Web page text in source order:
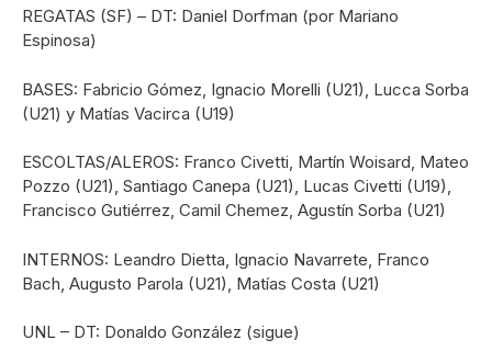
REGATAS (SF) – DT: Daniel Dorfman (por Mariano
Espinosa)
BASES: Fabricio Gómez, Ignacio Morelli (U21), Lucca Sorba
(U21) y Matías Vacirca (U19)
ESCOLTAS/ALEROS: Franco Civetti, Martín Woisard, Mateo
Pozzo (U21), Santiago Canepa (U21), Lucas Civetti (U19),
Francisco Gutiérrez, Camil Chemez, Agustín Sorba (U21)
INTERNOS: Leandro Dietta, Ignacio Navarrete, Franco
Bach, Augusto Parola (U21), Matías Costa (U21)
UNL – DT: Donaldo González (sigue)